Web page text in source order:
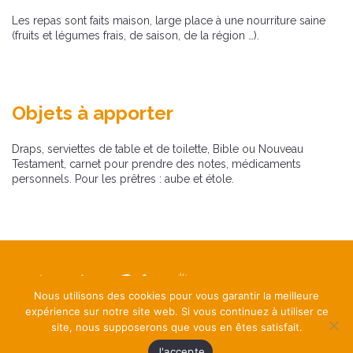
Les repas sont faits maison, large place à une nourriture saine
(fruits et légumes frais, de saison, de la région …).
Objets à apporter
Draps, serviettes de table et de toilette, Bible ou Nouveau
Testament, carnet pour prendre des notes, médicaments
personnels. Pour les prêtres : aube et étole.
Mentions légales
Ritrit
Nous utilisons des cookies pour vous garantir la meilleure
expérience sur notre site web. Si vous continuez à utiliser ce
site, nous supposerons que vous en êtes satisfait.